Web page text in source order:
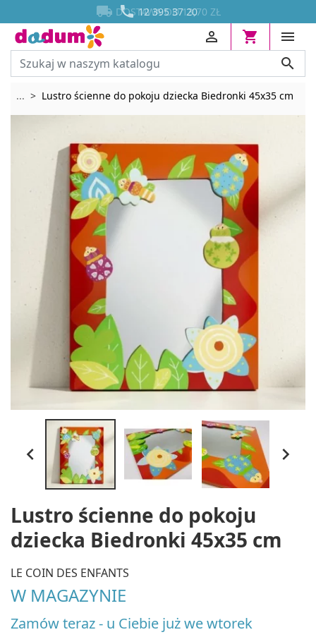

 DOSTAWA OD 13,70 ZŁ






... Rozwiń breadcrumbs
Lustro ścienne do pokoju dziecka Biedronki 45x35 cm
 
Lustro ścienne do pokoju
dziecka Biedronki 45x35 cm
LE COIN DES ENFANTS
W MAGAZYNIE
Zamów teraz - u Ciebie już we wtorek